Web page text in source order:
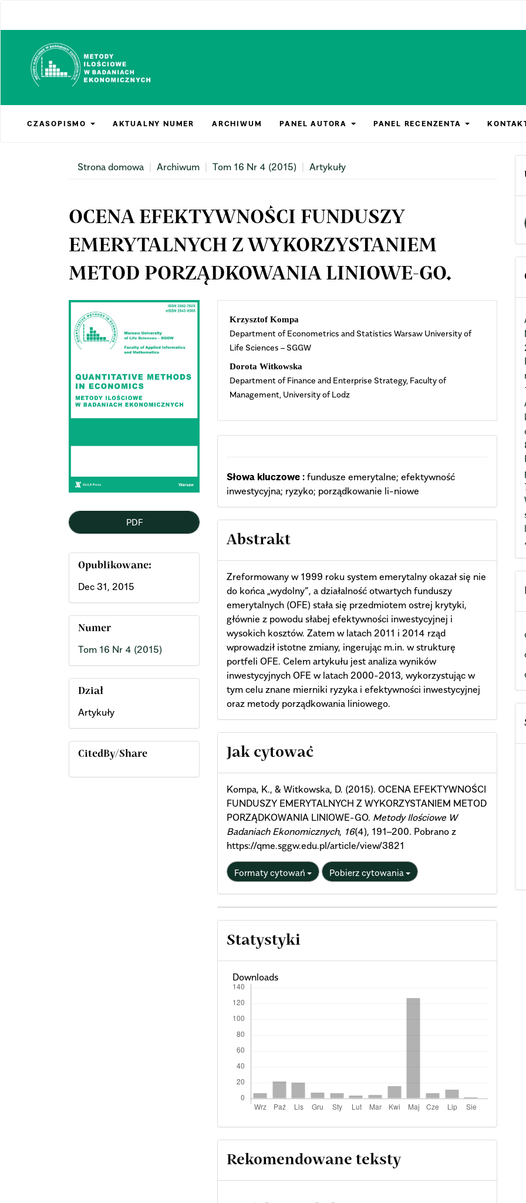
Content
Sidebar
CZASOPISMO AKTUALNY NUMER ARCHIWUM PANEL AUTORA PANEL RECENZENTA
Strona domowa Archiwum Tom 16 Nr 4 (2015) Artykuły
OCENA EFEKTYWNOŚCI FUNDUSZY
EMERYTALNYCH Z WYKORZYSTANIEM
METOD PORZĄDKOWANIA LINIOWE-GO.
Article
Sidebar
PDF
Opublikowane:
Dec 31, 2015
Numer
Tom 16 Nr 4 (2015)
Dział
Artykuły
CitedBy/Share
Main
Article
Content
Krzysztof Kompa
Department of Econometrics and Statistics Warsaw University of
Life Sciences – SGGW
Dorota Witkowska
Department of Finance and Enterprise Strategy, Faculty of
Management, University of Lodz
Słowa kluczowe : fundusze emerytalne; efektywność
inwestycyjna; ryzyko; porządkowanie li-niowe
Abstrakt
Zreformowany w 1999 roku system emerytalny okazał się nie
do końca „wydolny”, a działalność otwartych funduszy
emerytalnych (OFE) stała się przedmiotem ostrej krytyki,
głównie z powodu słabej efektywności inwestycyjnej i
wysokich kosztów. Zatem w latach 2011 i 2014 rząd
wprowadził istotne zmiany, ingerując m.in. w strukturę
portfeli OFE. Celem artykułu jest analiza wyników
inwestycyjnych OFE w latach 2000-2013, wykorzystując w
tym celu znane mierniki ryzyka i efektywności inwestycyjnej
oraz metody porządkowania liniowego.
Article
Details
Jak cytować
Kompa, K., & Witkowska, D. (2015). OCENA EFEKTYWNOŚCI
FUNDUSZY EMERYTALNYCH Z WYKORZYSTANIEM METOD
PORZĄDKOWANIA LINIOWE-GO. Metody Ilościowe W
Badaniach Ekonomicznych, 16(4), 191–200. Pobrano z
https://qme.sggw.edu.pl/article/view/3821
Formaty cytowań Pobierz cytowania
Statystyki
Downloads
Rekomendowane teksty